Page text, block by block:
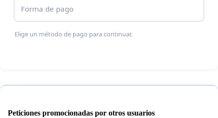
Forma de pago
Elige un método de pago para continuar.
Peticiones promocionadas por otros usuarios